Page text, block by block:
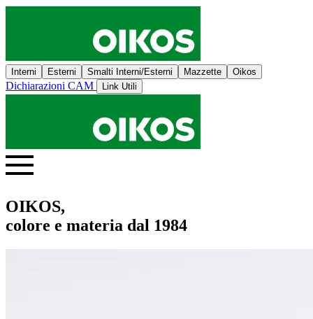
Interni Esterni Smalti Interni/Esterni Mazzette Oikos
Dichiarazioni CAM Link Utili
OIKOS,
colore e materia dal 1984